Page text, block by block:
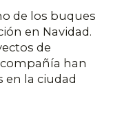
de los buques
en Navidad.
de
han
la ciudad